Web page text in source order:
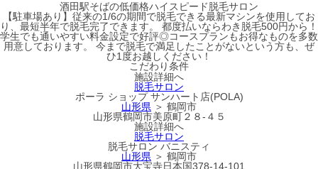
酒田駅そばの低価格ハイスピード脱毛サロン
【駐車場あり】従来の1/6の期間で脱毛できる最新マシンを使用してお
り、最短半年で脱毛完了できます。 都度払いならわき脱毛500円から！
学生でも通いやすい料金設定で好評◎コースプランもお得なものを多数
用意しております。 今まで脱毛で満足したことがないという方も、ぜ
ひ1度お越しください！
こだわり条件
施設詳細へ
脱毛サロン
ポーラ ショップ サンハート店(POLA)
山形県 ＞ 鶴岡市
山形県鶴岡市美原町２８-４５
施設詳細へ
脱毛サロン
脱毛サロン バニスティ
山形県 ＞ 鶴岡市
山形県鶴岡市大宝寺日本国378-14-101